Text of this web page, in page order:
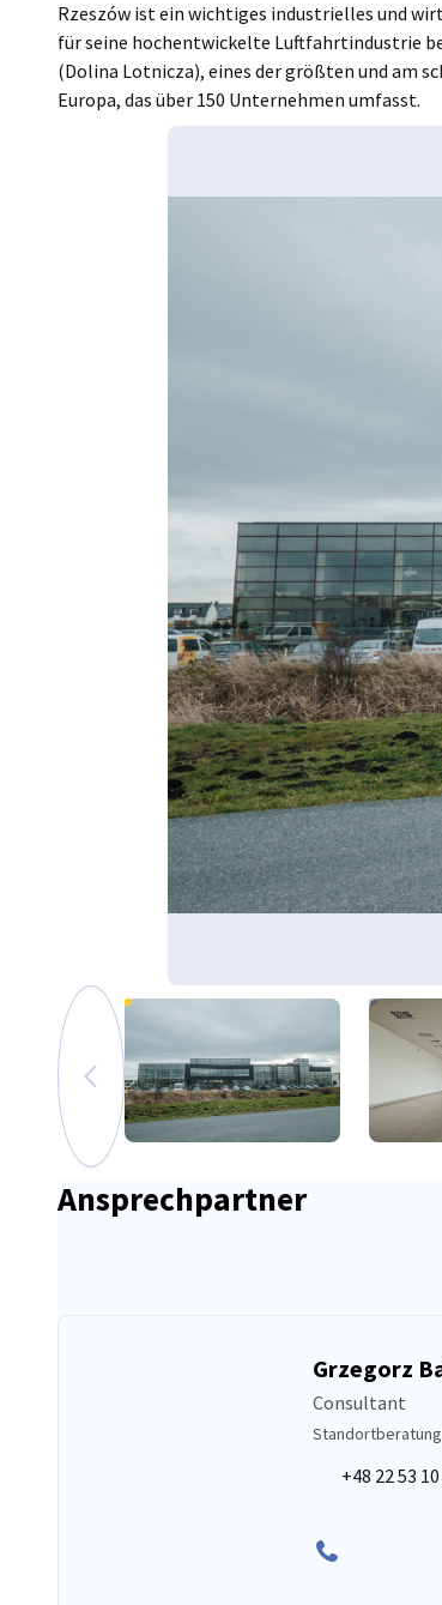
Rzeszów ist ein wichtiges industrielles und
für seine hochentwickelte Luftfahrtindustrie
(Dolina Lotnicza), eines der größten und am
Europa, das über 150 Unternehmen umfasst.
Vergrößern
zum vorherigen Bild
Ansprechpartner
Grzegorz
Consultant
+48 22 53